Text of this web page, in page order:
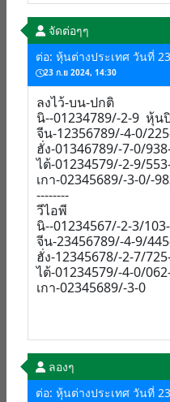
จัดต่อๆๆ
ต่อ: หุ้นต่างประเทศ วันที่
23 ก.ย 2024, 14:30
ลงไว้-บน-ปกติ
นิ--01234789/-2-9 หุ้น
จีน-12356789/-4-0/
ฮั่ง-01346789/-7-0/
ไต้-01234579/-2-9/
เกา-02345689/-3-0/-
--------
วีไอพี
นิ--01234567/-2-3/
จีน-23456789/-4-9/
ฮั่ง-12345678/-2-7/
ไต้-01234579/-4-0/
เกา-02345689/-3-0
ลองๆ
ต่อ: หุ้นต่างประเทศ วันที่